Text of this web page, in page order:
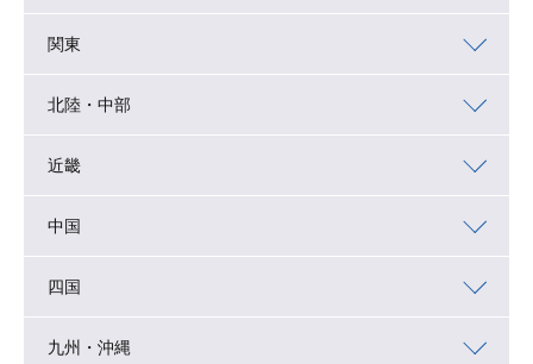
関東
北陸・中部
近畿
中国
四国
九州・沖縄